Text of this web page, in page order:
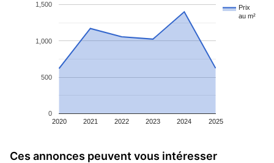
Prix
au m²
2020 2021 2022 2023 2024 2025
0
500
1,000
1,500
Ces annonces peuvent vous intéresser